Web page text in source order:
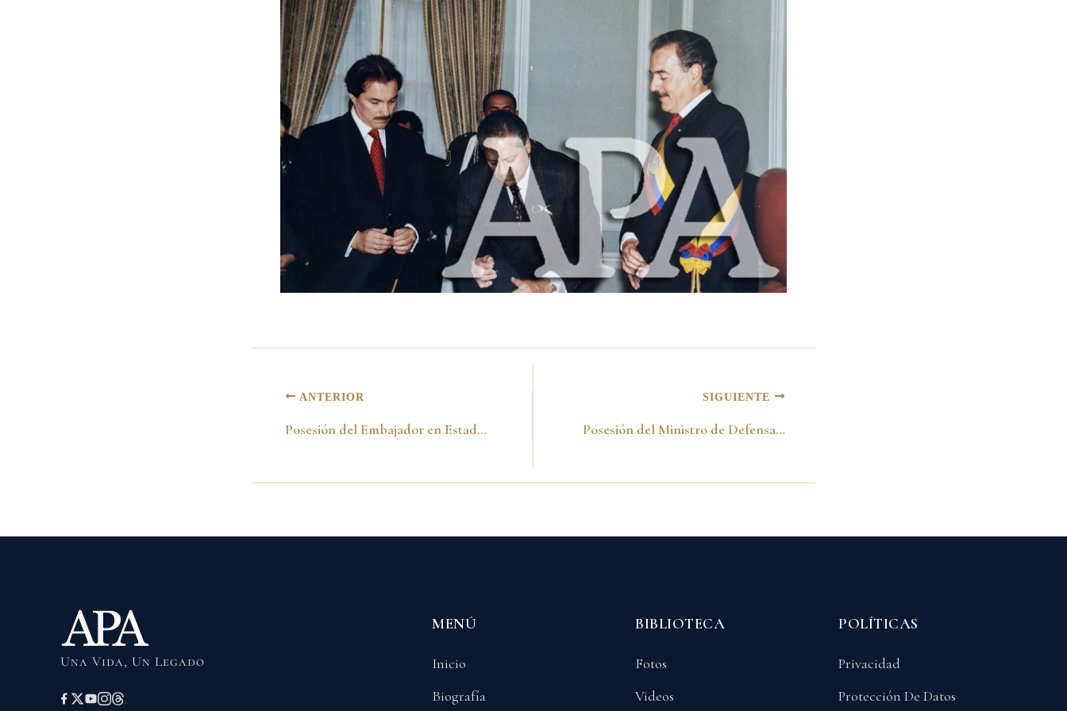
ANTERIOR
Posesión del Embajador en Estados Unidos, Luis Alberto Moreno. Bogotá, Septiembre 14, 1998
SIGUIENTE
Posesión del Ministro de Defensa, Rodrigo Lloreda. Bogotá, Agosto 7, 1998
Una Vida, Un Legado
MENÚ
Inicio
Biografía
BIBLIOTECA
Fotos
Videos
POLÍTICAS
Privacidad
Protección De Datos